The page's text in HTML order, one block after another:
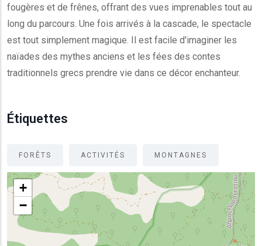
fougères et de frênes, offrant des vues imprenables tout au
long du parcours. Une fois arrivés à la cascade, le spectacle
est tout simplement magique. Il est facile d'imaginer les
naïades des mythes anciens et les fées des contes
traditionnels grecs prendre vie dans ce décor enchanteur.
Étiquettes
FORÊTS ACTIVITÉS MONTAGNES
+
−